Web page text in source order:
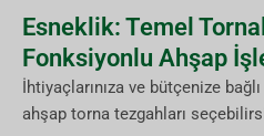
Esneklik: Temel
Fonksiyonlu Ahşap
İhtiyaçlarınıza ve bütçenize
ahşap torna tezgahları